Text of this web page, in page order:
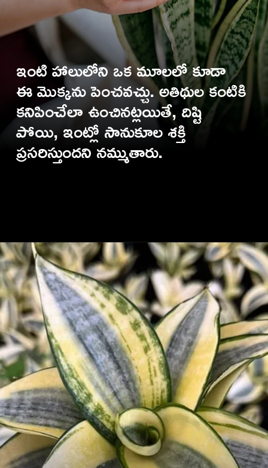
ఇంటి హాలులోని ఒక మూలలో కూడా
ఈ మొక్కను పెంచవచ్చు. అతిథుల కంటికి
కనిపించేలా ఉంచినట్లయితే, దిష్టి
పోయి, ఇంట్లో సానుకూల శక్తి